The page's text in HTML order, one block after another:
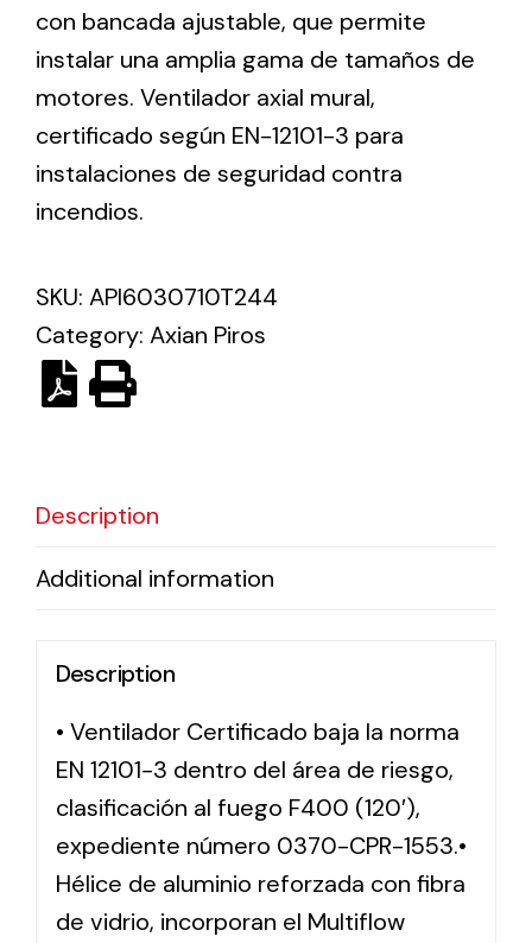
Iluminación Solar
Variedad de soluciones solares para todo tipo
de necesidades.
Solar lighting
Variety of solar solutions for all kinds of needs.
con bancada ajustable, que permite
instalar una amplia gama de tamaños de
motores. Ventilador axial mural,
certificado según EN-12101-3 para
instalaciones de seguridad contra
incendios.
SKU: API6030710T244
Category: Axian Piros
Description
Additional information
Description
• Ventilador Certificado baja la norma
EN 12101-3 dentro del área de riesgo,
clasificación al fuego F400 (120′),
expediente número 0370-CPR-1553.•
Hélice de aluminio reforzada con fibra
de vidrio, incorporan el Multiflow